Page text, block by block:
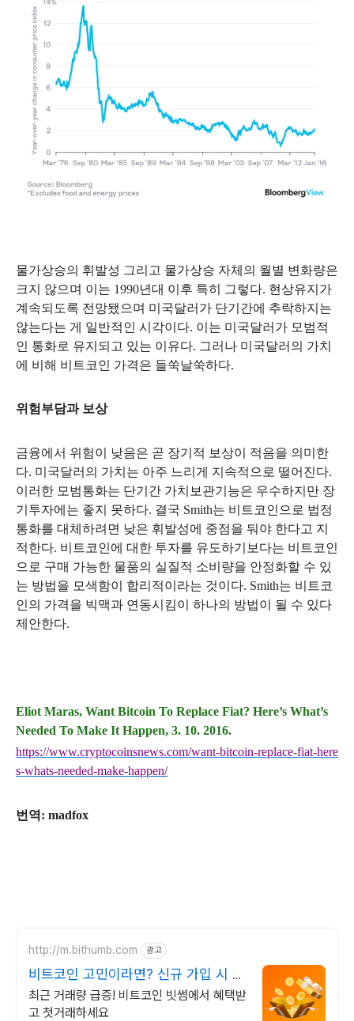
물가상승의 휘발성 그리고 물가상승 자체의 월별 변화량은
크지 않으며 이는 1990년대 이후 특히 그렇다. 현상유지가
계속되도록 전망됐으며 미국달러가 단기간에 추락하지는
않는다는 게 일반적인 시각이다. 이는 미국달러가 모범적
인 통화로 유지되고 있는 이유다. 그러나 미국달러의 가치
에 비해 비트코인 가격은 들쑥날쑥하다.
위험부담과 보상
금융에서 위험이 낮음은 곧 장기적 보상이 적음을 의미한
다. 미국달러의 가치는 아주 느리게 지속적으로 떨어진다.
이러한 모범통화는 단기간 가치보관기능은 우수하지만 장
기투자에는 좋지 못하다. 결국 Smith는 비트코인으로 법정
통화를 대체하려면 낮은 휘발성에 중점을 둬야 한다고 지
적한다. 비트코인에 대한 투자를 유도하기보다는 비트코인
으로 구매 가능한 물품의 실질적 소비량을 안정화할 수 있
는 방법을 모색함이 합리적이라는 것이다. Smith는 비트코
인의 가격을 빅맥과 연동시킴이 하나의 방법이 될 수 있다
제안한다.
Eliot Maras, Want Bitcoin To Replace Fiat? Here’s What’s
Needed To Make It Happen, 3. 10. 2016.
https://www.cryptocoinsnews.com/want-bitcoin-replace-fiat-here
s-whats-needed-make-happen/
번역 : madfox
http://m.bithumb.com 광고
비트코인 고민이라면? 신규 가입 시 5
만원 혜택
최근 거래량 급증! 비트코인 빗썸에서 혜택받
고 첫거래하세요